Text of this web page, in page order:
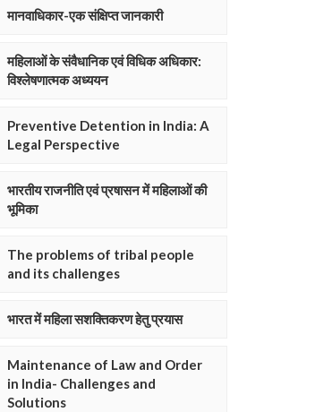
मानवाधिकार-एक संक्षिप्त जानकारी
महिलाओं के संवैधानिक एवं विधिक अधिकार:
विश्लेषणात्मक अध्ययन
Preventive Detention in India: A
Legal Perspective
भारतीय राजनीति एवं प्रषासन में महिलाओं की
भूमिका
The problems of tribal people
and its challenges
भारत में महिला सशक्तिकरण हेतु प्रयास
Maintenance of Law and Order
in India- Challenges and
Solutions